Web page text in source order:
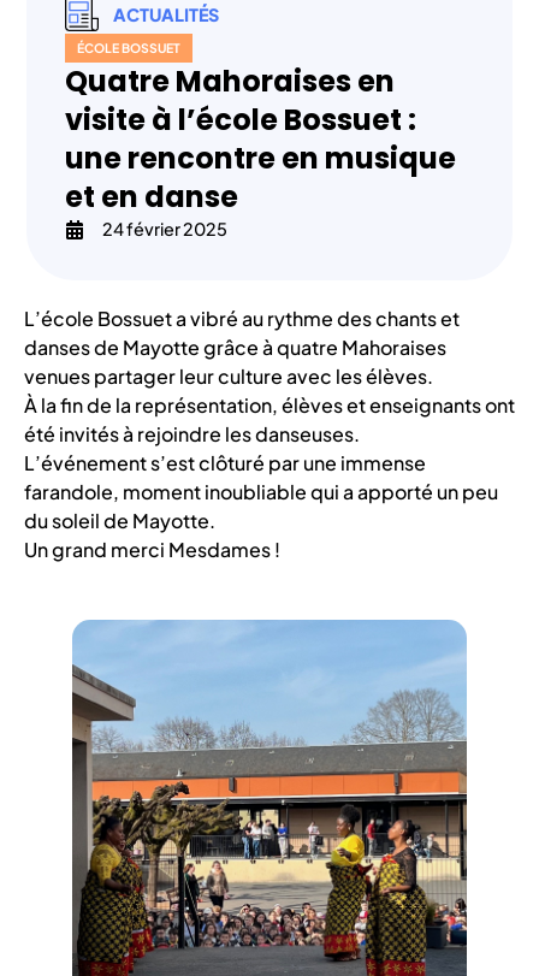
ACTUALITÉS
ÉCOLE BOSSUET
Quatre Mahoraises en
visite à l’école Bossuet :
une rencontre en musique
et en danse
24 février 2025
L’école Bossuet a vibré au rythme des chants et
danses de Mayotte grâce à quatre Mahoraises
venues partager leur culture avec les élèves.
À la fin de la représentation, élèves et enseignants ont
été invités à rejoindre les danseuses.
L’événement s’est clôturé par une immense
farandole, moment inoubliable qui a apporté un peu
du soleil de Mayotte.
Un grand merci Mesdames !